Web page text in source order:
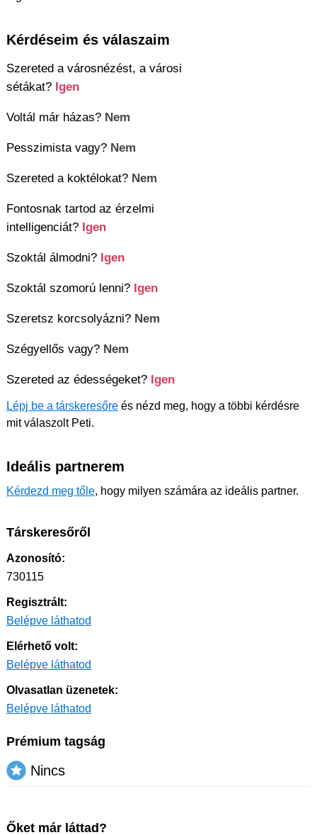
Kérdéseim és válaszaim
Szereted a városnézést, a városi
sétákat? Igen
Voltál már házas? Nem
Pesszimista vagy? Nem
Szereted a koktélokat? Nem
Fontosnak tartod az érzelmi
intelligenciát? Igen
Szoktál álmodni? Igen
Szoktál szomorú lenni? Igen
Szeretsz korcsolyázni? Nem
Szégyellős vagy? Nem
Szereted az édességeket? Igen
Lépj be a társkeresőre és nézd meg, hogy a többi kérdésre
mit válaszolt Peti.
Ideális partnerem
Kérdezd meg tőle, hogy milyen számára az ideális partner.
Társkeresőről
Azonosító:
730115
Regisztrált:
Belépve láthatod
Elérhető volt:
Belépve láthatod
Olvasatlan üzenetek:
Belépve láthatod
Prémium tagság
Nincs
Őket már láttad?